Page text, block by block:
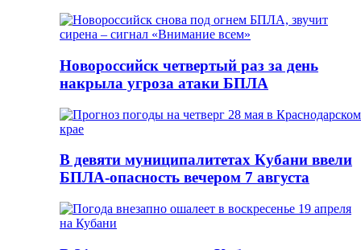
Новороссийск четвертый раз за день
накрыла угроза атаки БПЛА
В девяти муниципалитетах Кубани ввели
БПЛА-опасность вечером 7 августа